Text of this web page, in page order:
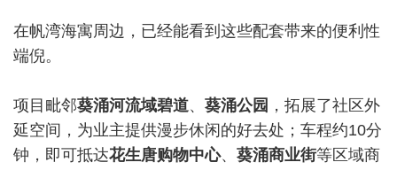
在帆湾海寓周边，已经能看到这些配套带来的便利性
端倪。
项目毗邻葵涌河流域碧道、 葵涌公园 ，拓展了社区外
延空间，为业主提供漫步休闲的好去处；车程约10分
钟，即可抵达花生唐购物中心、 葵涌商业街等区域商